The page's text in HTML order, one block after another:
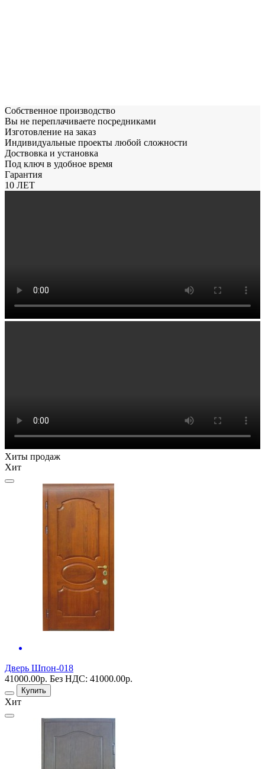
Собственное производство
Вы не переплачиваете посредниками
Изготовление на заказ
Индивидуальные проекты любой сложности
Доствовка и установка
Под ключ в удобное время
Гарантия
10 ЛЕТ
Хиты продаж
Хит
Дверь Шпон-018
41000.00р. Без НДС: 41000.00р.
Купить
Хит